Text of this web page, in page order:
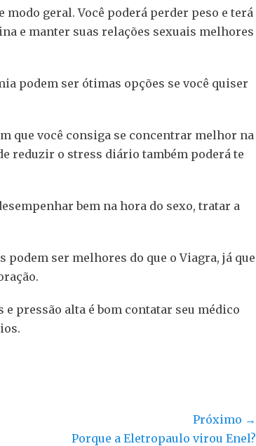
geral. Você poderá perder peso e terá
e manter suas relações sexuais melhores
podem ser ótimas opções se você quiser
que você consiga se concentrar melhor na
reduzir o stress diário também poderá te
bem na hora do sexo, tratar a
ser melhores do que o Viagra, já que
e pressão alta é bom contatar seu médico
Próximo →
Porque a Eletropaulo virou Enel?